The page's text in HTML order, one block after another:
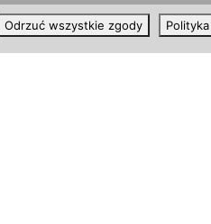
Odrzuć wszystkie zgody